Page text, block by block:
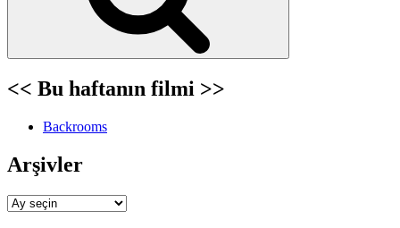
<< Bu haftanın filmi >>
Backrooms
Arşivler
Arşivler